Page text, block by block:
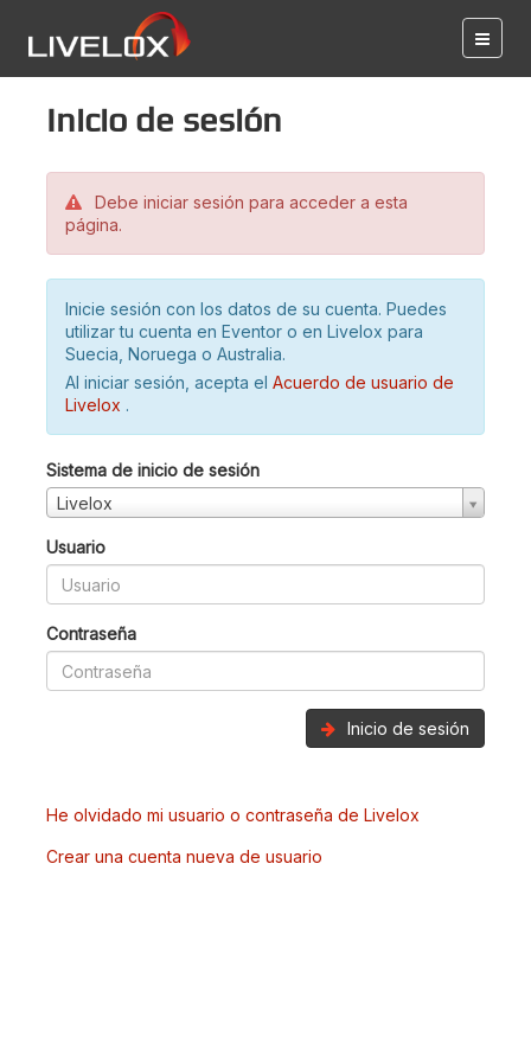
Inicio de sesión
Debe iniciar sesión para acceder a esta
página.
Inicie sesión con los datos de su cuenta. Puedes
utilizar tu cuenta en Eventor o en Livelox para
Suecia, Noruega o Australia.
Al iniciar sesión, acepta el Acuerdo de usuario de
Livelox .
Sistema de inicio de sesión
Livelox
Usuario
Contraseña
Inicio de sesión
He olvidado mi usuario o contraseña de Livelox
Crear una cuenta nueva de usuario